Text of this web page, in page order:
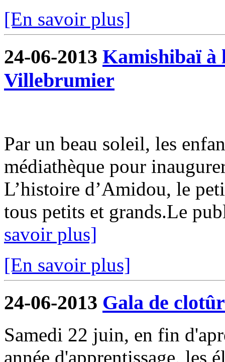
[En savoir plus]
24-06-2013 Kamishibaï à
Villebrumier
Par un beau soleil, les
médiathèque pour
L’histoire d’Amidou, le
tous petits et grands.Le
savoir plus]
[En savoir plus]
24-06-2013 Gala de
Samedi 22 juin, en fin
année d'apprentissage, les